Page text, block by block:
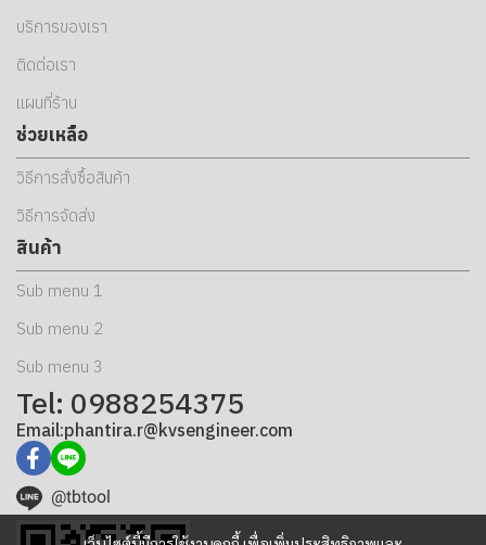
บริการของเรา
ติดต่อเรา
แผนที่ร้าน
ช่วยเหลือ
วิธีการสั่งซื้อสินค้า
วิธีการจัดส่ง
สินค้า
Sub menu 1
Sub menu 2
Sub menu 3
Tel: 0988254375
Email:phantira.r@kvsengineer.com
@tbtool